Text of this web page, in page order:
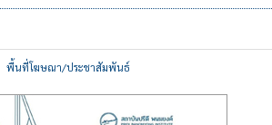
พื้นที่โฆษณา/ประชาสัมพันธ์